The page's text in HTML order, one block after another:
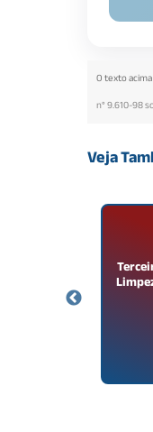
O texto
n° 9.610-98
Veja